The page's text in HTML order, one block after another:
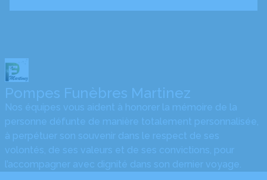
Pompes Funèbres Martinez
Nos équipes vous aident à honorer la mémoire de la
personne défunte de manière totalement personnalisée,
à perpétuer son souvenir dans le respect de ses
volontés, de ses valeurs et de ses convictions, pour
l’accompagner avec dignité dans son dernier voyage.